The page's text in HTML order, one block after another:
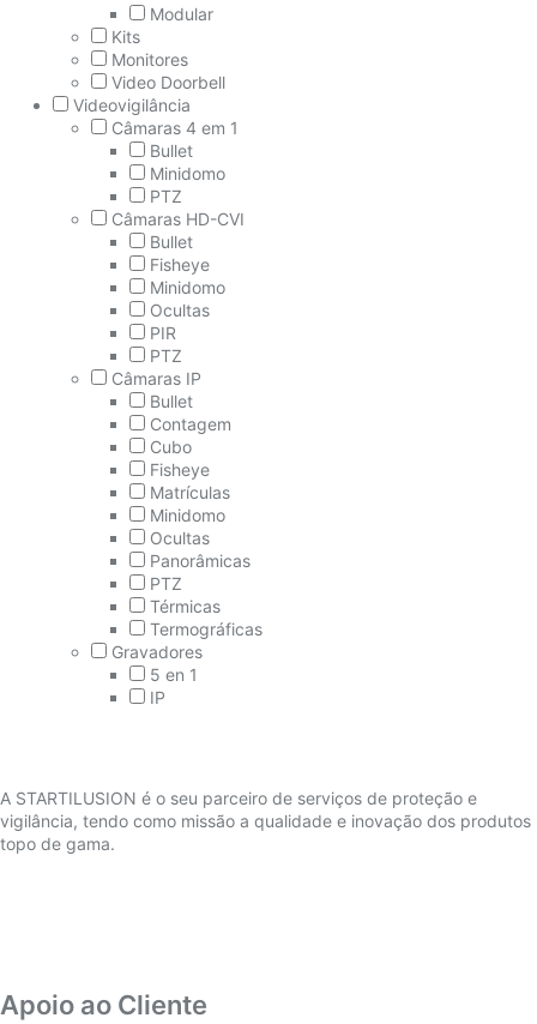
Modular
Kits
Monitores
Video Doorbell
Videovigilância
Câmaras 4 em 1
Bullet
Minidomo
PTZ
Câmaras HD-CVI
Bullet
Fisheye
Minidomo
Ocultas
PIR
PTZ
Câmaras IP
Bullet
Contagem
Cubo
Fisheye
Matrículas
Minidomo
Ocultas
Panorâmicas
PTZ
Térmicas
Termográficas
Gravadores
5 en 1
IP
A STARTILUSION é o seu parceiro de serviços de proteção e
vigilância, tendo como missão a qualidade e inovação dos produtos
topo de gama.
Apoio ao Cliente